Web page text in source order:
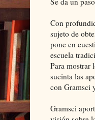
Con
sujeto de
pone en
escuela
Para mostrar
sucinta las
con Gramsci
Gramsci